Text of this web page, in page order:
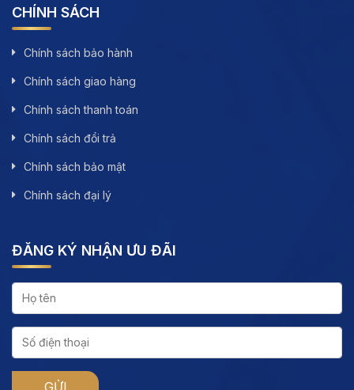
CHÍNH SÁCH
Chính sách bảo hành
Chính sách giao hàng
Chính sách thanh toán
Chính sách đổi trả
Chính sách bảo mật
Chính sách đại lý
ĐĂNG KÝ NHẬN ƯU ĐÃI